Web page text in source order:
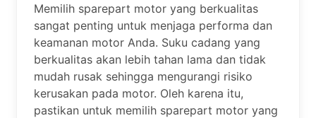
Memilih sparepart motor yang berkualitas
sangat penting untuk menjaga performa dan
keamanan motor Anda. Suku cadang yang
berkualitas akan lebih tahan lama dan tidak
mudah rusak sehingga mengurangi risiko
kerusakan pada motor. Oleh karena itu,
pastikan untuk memilih sparepart motor yang